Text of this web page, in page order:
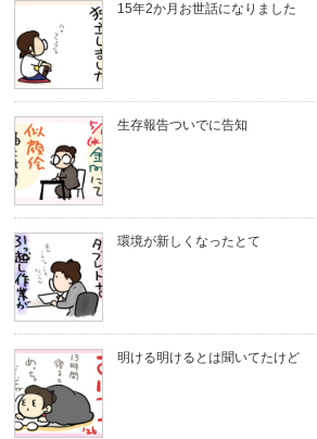
15年2か月お世話になりました
生存報告ついでに告知
環境が新しくなったとて
明ける明けるとは聞いてたけど